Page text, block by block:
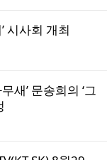
시사회 개최
새’ 문송희의 ‘그